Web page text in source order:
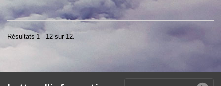
Résultats 1 - 12 sur 12.